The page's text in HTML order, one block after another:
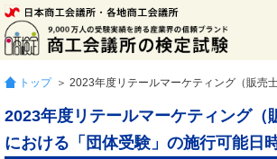
トップ ＞ 2023年度リテールマーケティング（販売士）検定試験における「
2023年度リテールマーケティング（
における「団体受験」の施行可能日